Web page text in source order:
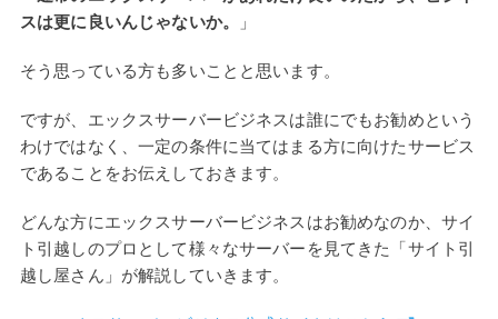
スは更に良いんじゃないか。
」
そう思っている方も多いことと思います。
ですが、エックスサーバービジネスは誰にでもお勧めという
わけではなく、一定の条件に当てはまる方に向けたサービス
であることをお伝えしておきます。
どんな方にエックスサーバービジネスはお勧めなのか、サイ
ト引越しのプロとして様々なサーバーを見てきた「サイト引
越し屋さん」が解説していきます。